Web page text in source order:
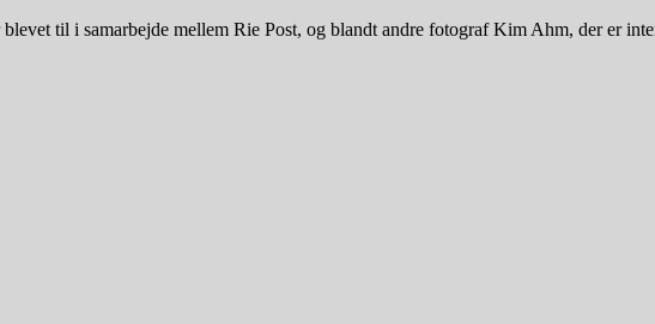
til i samarbejde mellem Rie Post, og blandt andre fotograf Kim Ahm, der er